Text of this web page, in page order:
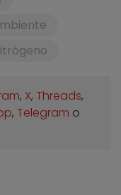
, X, Threads,
, Telegram o